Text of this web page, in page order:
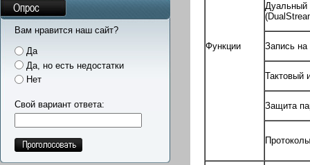
Функции
Дуальный
Запись на
Тактовый
Защита
Протоколы
Опрос
Вам нравится наш сайт?
Да
Да, но есть недостатки
Нет
Свой вариант ответа: